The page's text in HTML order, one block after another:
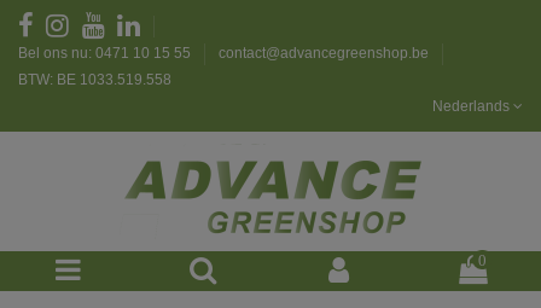
Bel ons nu: 0471 10 15 55
contact@advancegreenshop.be
BTW: BE 1033.519.558
Nederlands
0